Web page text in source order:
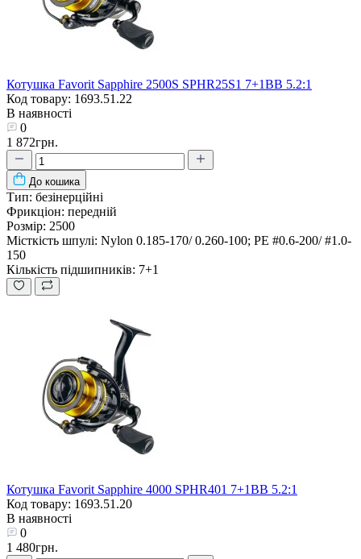
Котушка Favorit Sapphire 2500S SPHR25S1 7+1BB 5.2:1
Код товару: 1693.51.22
В наявності
0
1 872грн.
До кошика
Тип: безінерційні
Фрикціон: передній
Розмір: 2500
Місткість шпулі: Nylon 0.185-170/ 0.260-100; PE #0.6-200/ #1.0-
150
Кількість підшипників: 7+1
Котушка Favorit Sapphire 4000 SPHR401 7+1BB 5.2:1
Код товару: 1693.51.20
В наявності
0
1 480грн.